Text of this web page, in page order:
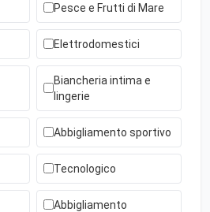
Pesce e Frutti di Mare
Elettrodomestici
Biancheria intima e
lingerie
Abbigliamento sportivo
Tecnologico
Abbigliamento